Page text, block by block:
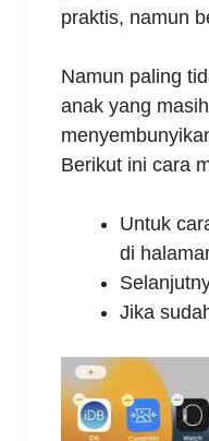
praktis, namun
Namun paling
anak yang
Berikut ini cara
Untuk
di
Jika